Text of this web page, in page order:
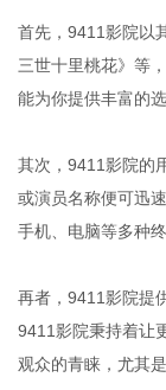
首先，9411影院以
三世十里桃花》等
能为你提供丰富的
其次，9411影院的
或演员名称便可迅
手机、电脑等多种
再者，9411影院提
9411影院秉持着让
观众的青睐，尤其